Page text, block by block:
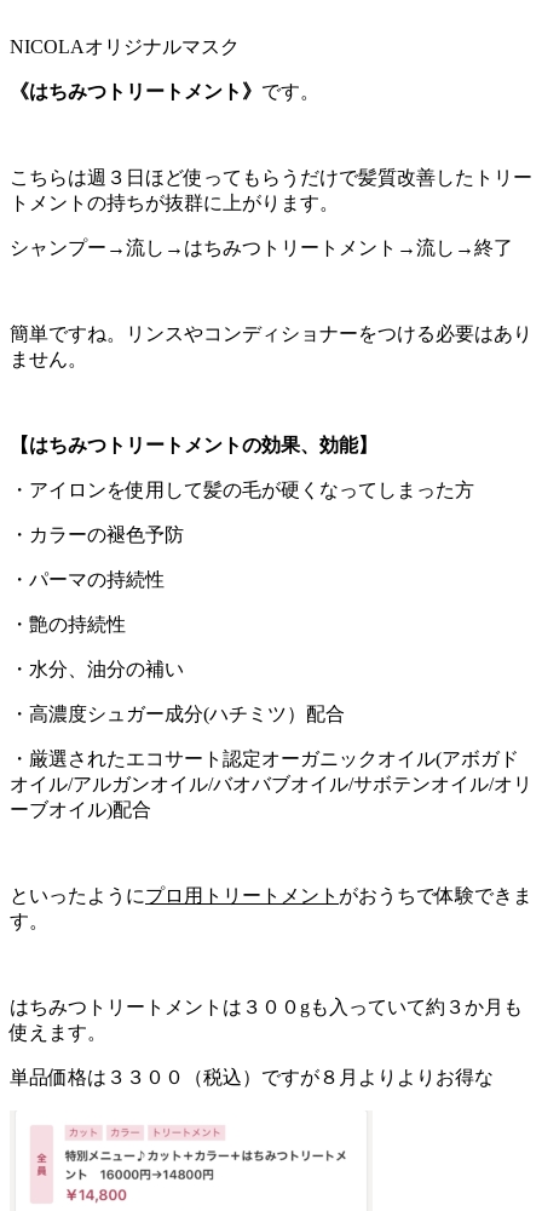
NICOLAオリジナルマスク
《はちみつトリートメント》 です。
こちらは週３日ほど使ってもらうだけで髪質改善したトリー
トメントの持ちが抜群に上がります。
シャンプー→流し→はちみつトリートメント→流し→終了
簡単ですね。リンスやコンディショナーをつける必要はあり
ません。
【はちみつトリートメントの効果、効能】
・アイロンを使用して髪の毛が硬くなってしまった方
・カラーの褪色予防
・パーマの持続性
・艶の持続性
・水分、油分の補い
・高濃度シュガー成分(ハチミツ）配合
・厳選されたエコサート認定オーガニックオイル(アボガド
オイル/アルガンオイル/バオバブオイル/サボテンオイル/オリ
ーブオイル)配合
といったようにプロ用トリートメント がおうちで体験できま
す。
はちみつトリートメントは３００gも入っていて約３か月も
使えます。
単品価格は３３００（税込）ですが８月よりよりお得な